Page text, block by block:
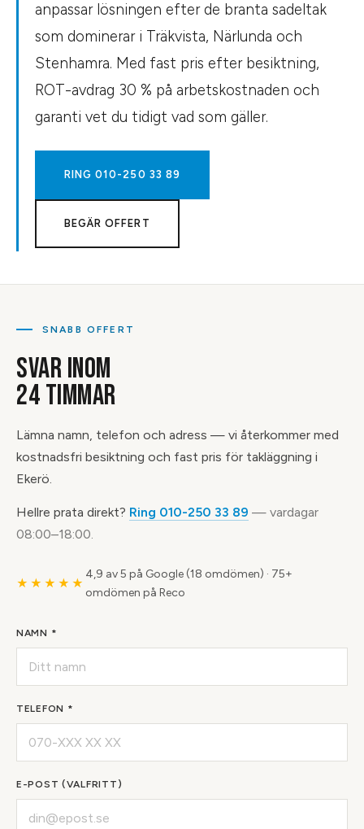
anpassar lösningen efter de branta sadeltak
som dominerar i Träkvista, Närlunda och
Stenhamra. Med fast pris efter besiktning,
ROT-avdrag 30 % på arbetskostnaden och
garanti vet du tidigt vad som gäller.
RING010-250 33 89
BEGÄR OFFERT
SNABB OFFERT
SVAR INOM
24 TIMMAR
Lämna namn, telefon och adress — vi återkommer med
kostnadsfri besiktning och fast pris för takläggning i
Ekerö.
Hellre prata direkt? Ring 010-250 33 89 — vardagar
08:00–18:00.
★★★★★
4,9 av 5 på Google (18 omdömen) · 75+
omdömen på Reco
NAMN *
TELEFON *
E-POST (VALFRITT)